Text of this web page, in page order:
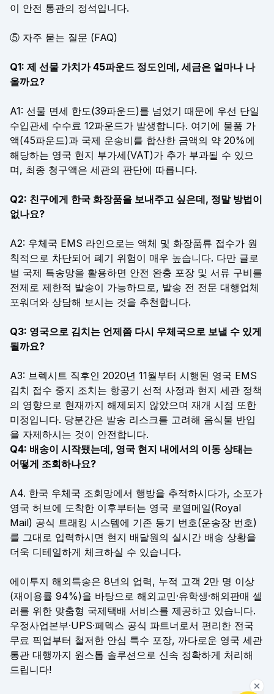
이 안전 통관의 정석입니다.
⑤ 자주 묻는 질문 (FAQ)
Q1: 제 선물 가치가 45파운드 정도인데, 세금은 얼마나 나
올까요?
A1: 선물 면세 한도(39파운드)를 넘었기 때문에 우선 단일
수입관세 수수료 12파운드가 발생합니다. 여기에 물품 가
액(45파운드)과 국제 운송비를 합산한 금액의 약 20%에
해당하는 영국 현지 부가세(VAT)가 추가 부과될 수 있으
며, 최종 청구액은 세관의 판단에 따릅니다.
Q2: 친구에게 한국 화장품을 보내주고 싶은데, 정말 방법이
없나요?
A2: 우체국 EMS 라인으로는 액체 및 화장품류 접수가 원
칙적으로 차단되어 폐기 위험이 매우 높습니다. 다만 글로
벌 국제 특송망을 활용하면 안전 완충 포장 및 서류 구비를
전제로 제한적 발송이 가능하므로, 발송 전 전문 대행업체
포워더와 상담해 보시는 것을 추천합니다.
Q3: 영국으로 김치는 언제쯤 다시 우체국으로 보낼 수 있게
될까요?
A3: 브렉시트 직후인 2020년 11월부터 시행된 영국 EMS
김치 접수 중지 조치는 항공기 선적 사정과 현지 세관 정책
의 영향으로 현재까지 해제되지 않았으며 재개 시점 또한
미정입니다. 당분간은 발송 리스크를 고려해 음식물 반입
을 자제하시는 것이 안전합니다.
Q4: 배송이 시작됐는데, 영국 현지 내에서의 이동 상태는
어떻게 조회하나요?
A4. 한국 우체국 조회망에서 행방을 추적하시다가, 소포가
영국 허브에 도착한 이후부터는 영국 로열메일(Royal
Mail) 공식 트래킹 시스템에 기존 등기 번호(운송장 번호)
를 그대로 입력하시면 현지 배달원의 실시간 배송 상황을
더욱 디테일하게 체크하실 수 있습니다.
에이투지 해외특송은 8년의 업력, 누적 고객 2만 명 이상
(재이용률 94%)을 바탕으로 해외교민·유학생·해외판매 셀
러를 위한 맞춤형 국제택배 서비스를 제공하고 있습니다.
우정사업본부·UPS·페덱스 공식 파트너로서 편리한 전국
무료 픽업부터 철저한 안심 특수 포장, 까다로운 영국 세관
통관 대행까지 원스톱 솔루션으로 신속 정확하게 처리해
드립니다!